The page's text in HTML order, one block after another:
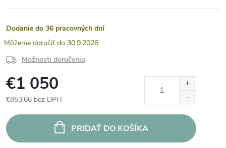
Dodanie do 36 pracovných dní
30.9.2026
Možnosti doručenia
€1 050
€853,66 bez DPH
cena:
PRIDAŤ DO KOŠÍKA